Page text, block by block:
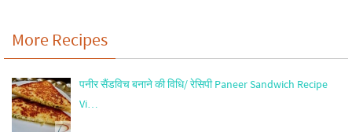
More Recipes
पनीर सैंडविच बनाने की विधि/ रेसिपी Paneer Sandwich Recipe
Vi…